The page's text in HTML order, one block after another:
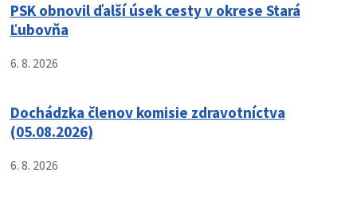
PSK obnovil ďalší úsek cesty v okrese Stará
Ľubovňa
6. 8. 2026
Dochádzka členov komisie zdravotníctva
(05.08.2026)
6. 8. 2026